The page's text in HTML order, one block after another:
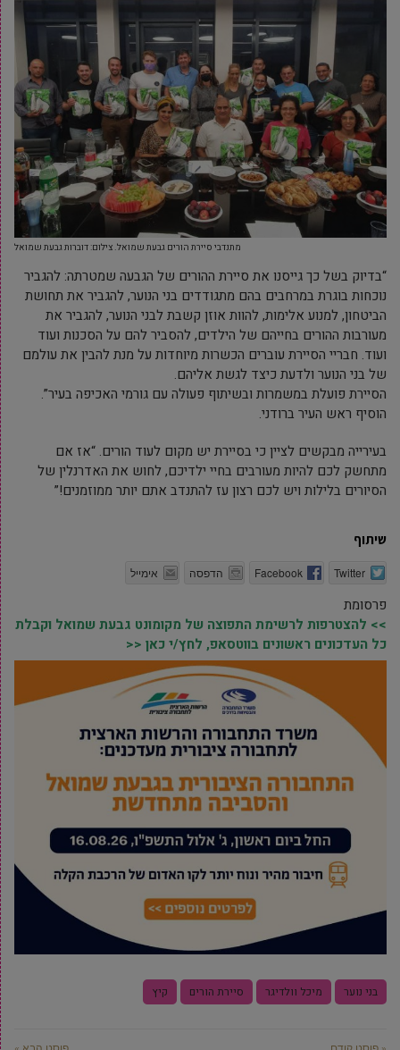
מתנדבי סיירת הורים גבעת שמואל. צילום: דוברות גבעת שמואל
“בדיוק בשל כך גייסנו את סיירת ההורים של הגבעה שמטרתה: להגביר
נוכחות בוגרת במרחבים בהם מתגודדים בני הנוער, להגביר את תחושת
הביטחון, למנוע אלימות, להוות אוזן קשבת לבני הנוער, להגביר את
מעורבות ההורים בחייהם של הילדים, להסביר להם על הסכנות ועוד
ועוד. חבריי הסיירת עוברים הכשרות מיוחדות על מנת להבין את עולמם
של בני הנוער ולדעת כיצד לגשת אליהם.
הסיירת פועלת במשמרות ובשיתוף פעולה עם גורמי האכיפה בעיר”.
הוסיף ראש העיר ברודני.
בעירייה מבקשים לציין כי בסיירת יש מקום לעוד הורים. “אז אם
מתחשק לכם להיות מעורבים בחיי ילדיכם, לחוש את האדרנלין של
הסיורים בלילות ויש לכם רצון עז להתנדב אתם יותר ממוזמנים!”
שיתוף
Twitter
Facebook הדפסה אימייל
פרסומת
>> להצטרפות לרשימת התפוצה של מקומונט גבעת שמואל וקבלת
כל העדכונים ראשונים בווטסאפ, לחץ/י כאן <<
בני נוער מיכל וולדיגר סיירת הורים קיץ